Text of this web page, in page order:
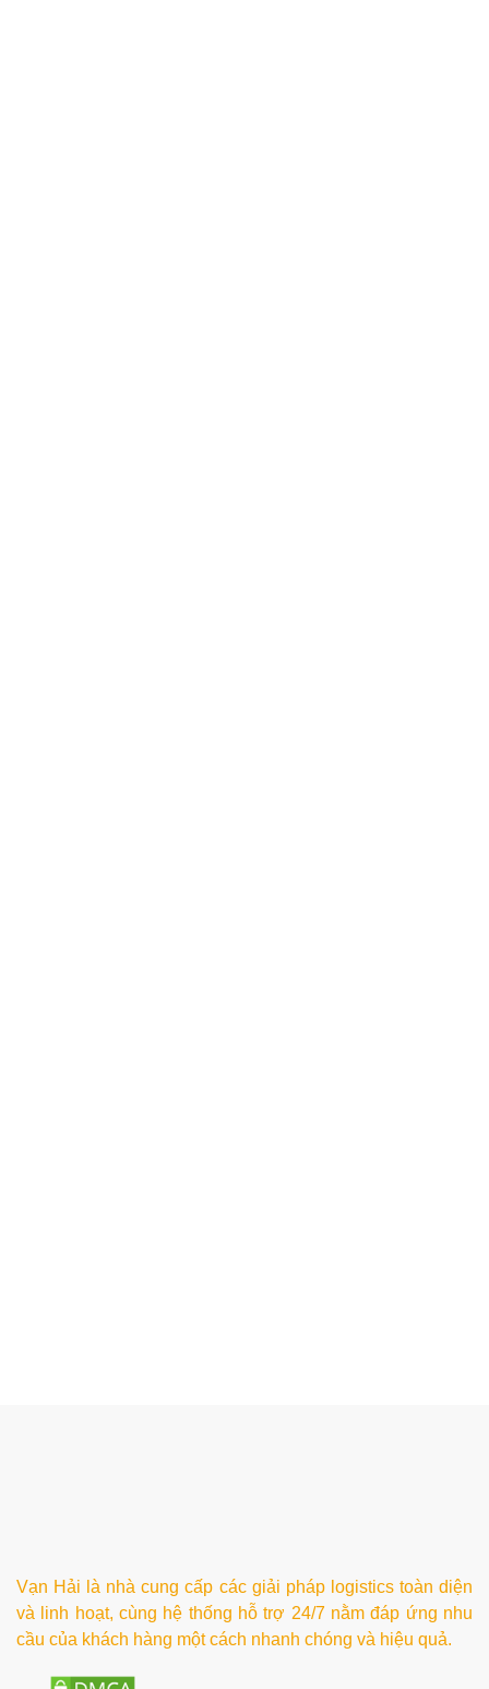
Vạn Hải là nhà cung cấp các giải pháp logistics toàn diện
và linh hoạt, cùng hệ thống hỗ trợ 24/7 nằm đáp ứng nhu
cầu của khách hàng một cách nhanh chóng và hiệu quả.